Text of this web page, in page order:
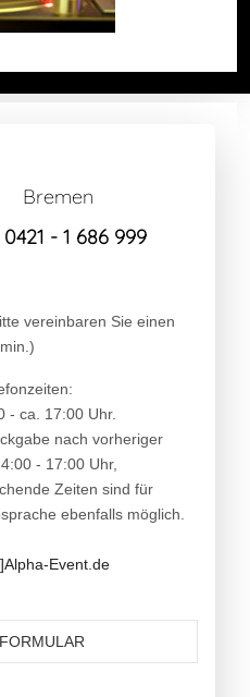
Bremen
0421 - 1 686 999
vereinbaren Sie einen
- ca. 17:00 Uhr.
nach vorheriger
- 17:00 Uhr,
Zeiten sind für
ebenfalls möglich.
Event.de